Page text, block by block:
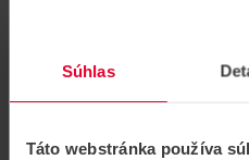
Súhlas
Táto webstránka používa